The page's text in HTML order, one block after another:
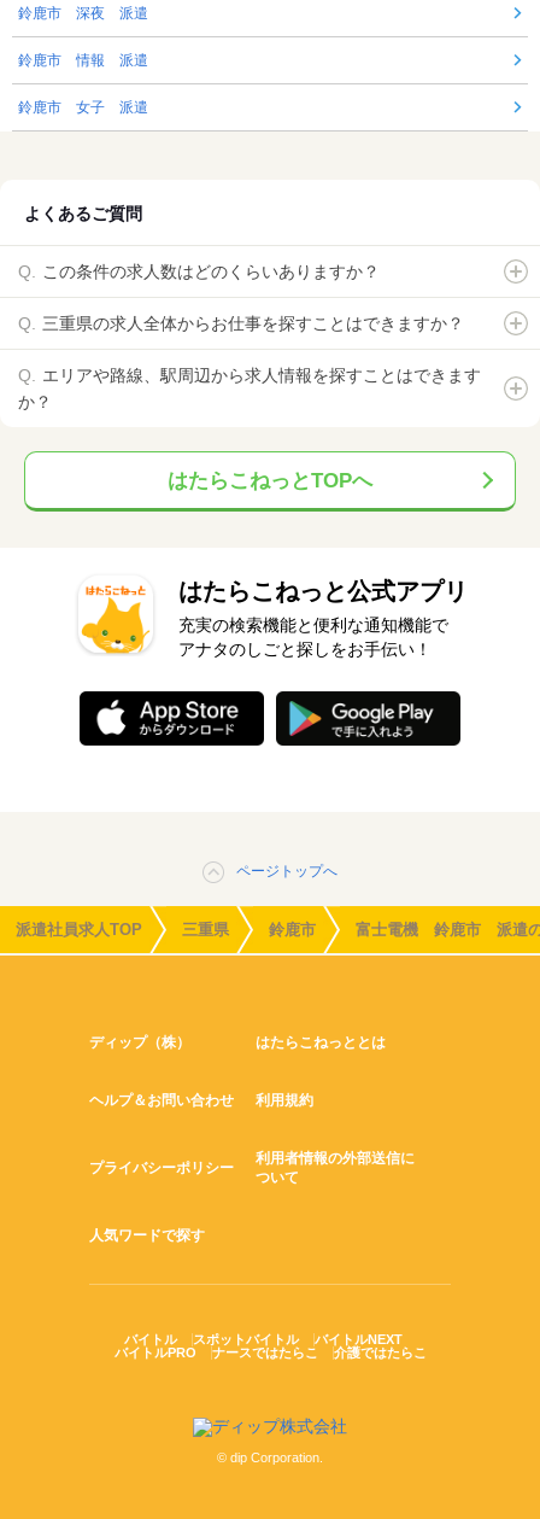
鈴鹿市 深夜 派遣
鈴鹿市 情報 派遣
鈴鹿市 女子 派遣
よくあるご質問
この条件の求人数はどのくらいありますか？
三重県の求人全体からお仕事を探すことはできますか？
エリアや路線、駅周辺から求人情報を探すことはできます
か？
はたらこねっとTOPへ
はたらこねっと公式アプリ
充実の検索機能と便利な通知機能で
アナタのしごと探しをお手伝い！
ページトップへ
派遣社員求人TOP 三重県 鈴鹿市 富士電機 鈴鹿市 派遣
ディップ（株） はたらこねっととは
ヘルプ＆お問い合わせ 利用規約
プライバシーポリシー
利用者情報の外部送信に
ついて
人気ワードで探す
バイトル スポットバイトル
バイトルNEXT
バイトルPRO
ナースではたらこ 介護ではたらこ
© dip Corporation.